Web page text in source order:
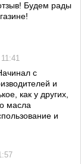
Будем рады
с
и
как у других,
масла
и